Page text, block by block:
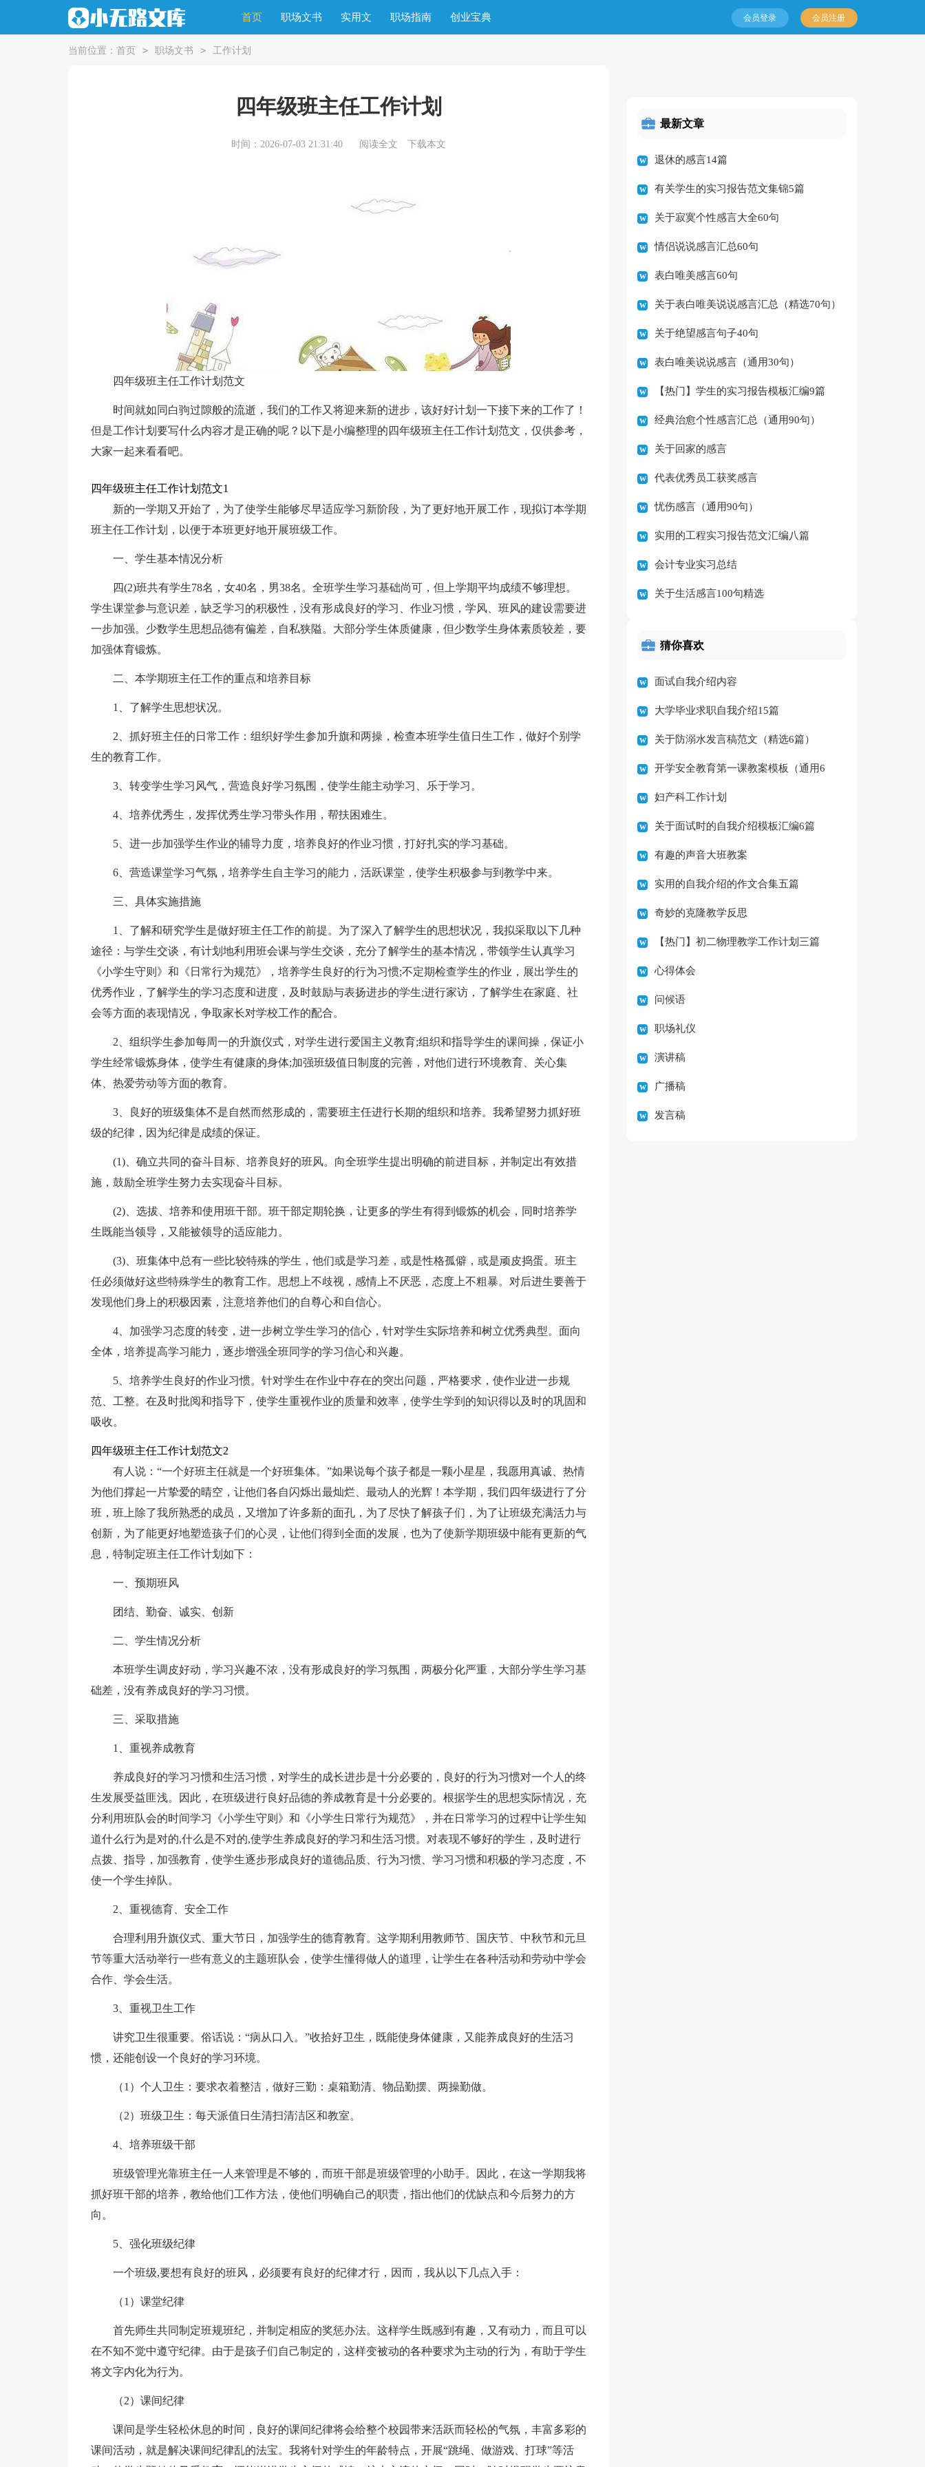
首页 职场文书 实用文 职场指南 创业宝典 会员登录 会员注册
当前位置： 首页 > 职场文书 > 工作计划
四年级班主任工作计划
时间：2026-07-03 21:31:40 阅读全文 下载本文
四年级班主任工作计划范文
时间就如同白驹过隙般的流逝，我们的工作又将迎来新的进步，该好好计划一下接下来的工作了！
但是工作计划要写什么内容才是正确的呢？以下是小编整理的四年级班主任工作计划范文，仅供参考，
大家一起来看看吧。
四年级班主任工作计划范文1
新的一学期又开始了，为了使学生能够尽早适应学习新阶段，为了更好地开展工作，现拟订本学期
班主任工作计划，以便于本班更好地开展班级工作。
一、学生基本情况分析
四(2)班共有学生78名，女40名，男38名。全班学生学习基础尚可，但上学期平均成绩不够理想。
学生课堂参与意识差，缺乏学习的积极性，没有形成良好的学习、作业习惯，学风、班风的建设需要进
一步加强。少数学生思想品德有偏差，自私狭隘。大部分学生体质健康，但少数学生身体素质较差，要
加强体育锻炼。
二、本学期班主任工作的重点和培养目标
1、了解学生思想状况。
2、抓好班主任的日常工作：组织好学生参加升旗和两操，检查本班学生值日生工作，做好个别学
生的教育工作。
3、转变学生学习风气，营造良好学习氛围，使学生能主动学习、乐于学习。
4、培养优秀生，发挥优秀生学习带头作用，帮扶困难生。
5、进一步加强学生作业的辅导力度，培养良好的作业习惯，打好扎实的学习基础。
6、营造课堂学习气氛，培养学生自主学习的能力，活跃课堂，使学生积极参与到教学中来。
三、具体实施措施
1、了解和研究学生是做好班主任工作的前提。为了深入了解学生的思想状况，我拟采取以下几种
途径：与学生交谈，有计划地利用班会课与学生交谈，充分了解学生的基本情况，带领学生认真学习
《小学生守则》和《日常行为规范》，培养学生良好的行为习惯;不定期检查学生的作业，展出学生的
优秀作业，了解学生的学习态度和进度，及时鼓励与表扬进步的学生;进行家访，了解学生在家庭、社
会等方面的表现情况，争取家长对学校工作的配合。
2、组织学生参加每周一的升旗仪式，对学生进行爱国主义教育;组织和指导学生的课间操，保证小
学生经常锻炼身体，使学生有健康的身体;加强班级值日制度的完善，对他们进行环境教育、关心集
体、热爱劳动等方面的教育。
3、良好的班级集体不是自然而然形成的，需要班主任进行长期的组织和培养。我希望努力抓好班
级的纪律，因为纪律是成绩的保证。
(1)、确立共同的奋斗目标、培养良好的班风。向全班学生提出明确的前进目标，并制定出有效措
施，鼓励全班学生努力去实现奋斗目标。
(2)、选拔、培养和使用班干部。班干部定期轮换，让更多的学生有得到锻炼的机会，同时培养学
生既能当领导，又能被领导的适应能力。
(3)、班集体中总有一些比较特殊的学生，他们或是学习差，或是性格孤僻，或是顽皮捣蛋。班主
任必须做好这些特殊学生的教育工作。思想上不歧视，感情上不厌恶，态度上不粗暴。对后进生要善于
发现他们身上的积极因素，注意培养他们的自尊心和自信心。
4、加强学习态度的转变，进一步树立学生学习的信心，针对学生实际培养和树立优秀典型。面向
全体，培养提高学习能力，逐步增强全班同学的学习信心和兴趣。
5、培养学生良好的作业习惯。针对学生在作业中存在的突出问题，严格要求，使作业进一步规
范、工整。在及时批阅和指导下，使学生重视作业的质量和效率，使学生学到的知识得以及时的巩固和
吸收。
四年级班主任工作计划范文2
有人说：“一个好班主任就是一个好班集体。”如果说每个孩子都是一颗小星星，我愿用真诚、热情
为他们撑起一片挚爱的晴空，让他们各自闪烁出最灿烂、最动人的光辉！本学期，我们四年级进行了分
班，班上除了我所熟悉的成员，又增加了许多新的面孔，为了尽快了解孩子们，为了让班级充满活力与
创新，为了能更好地塑造孩子们的心灵，让他们得到全面的发展，也为了使新学期班级中能有更新的气
息，特制定班主任工作计划如下：
一、预期班风
团结、勤奋、诚实、创新
二、学生情况分析
本班学生调皮好动，学习兴趣不浓，没有形成良好的学习氛围，两极分化严重，大部分学生学习基
础差，没有养成良好的学习习惯。
三、采取措施
1、重视养成教育
养成良好的学习习惯和生活习惯，对学生的成长进步是十分必要的，良好的行为习惯对一个人的终
生发展受益匪浅。因此，在班级进行良好品德的养成教育是十分必要的。根据学生的思想实际情况，充
分利用班队会的时间学习《小学生守则》和《小学生日常行为规范》，并在日常学习的过程中让学生知
道什么行为是对的,什么是不对的,使学生养成良好的学习和生活习惯。对表现不够好的学生，及时进行
点拨、指导，加强教育，使学生逐步形成良好的道德品质、行为习惯、学习习惯和积极的学习态度，不
使一个学生掉队。
2、重视德育、安全工作
合理利用升旗仪式、重大节日，加强学生的德育教育。这学期利用教师节、国庆节、中秋节和元旦
节等重大活动举行一些有意义的主题班队会，使学生懂得做人的道理，让学生在各种活动和劳动中学会
合作、学会生活。
3、重视卫生工作
讲究卫生很重要。俗话说：“病从口入。”收拾好卫生，既能使身体健康，又能养成良好的生活习
惯，还能创设一个良好的学习环境。
（1）个人卫生：要求衣着整洁，做好三勤：桌箱勤清、物品勤摆、两操勤做。
（2）班级卫生：每天派值日生清扫清洁区和教室。
4、培养班级干部
班级管理光靠班主任一人来管理是不够的，而班干部是班级管理的小助手。因此，在这一学期我将
抓好班干部的培养，教给他们工作方法，使他们明确自己的职责，指出他们的优缺点和今后努力的方
向。
5、强化班级纪律
一个班级,要想有良好的班风，必须要有良好的纪律才行，因而，我从以下几点入手：
（1）课堂纪律
首先师生共同制定班规班纪，并制定相应的奖惩办法。这样学生既感到有趣，又有动力，而且可以
在不知不觉中遵守纪律。由于是孩子们自己制定的，这样变被动的各种要求为主动的行为，有助于学生
将文字内化为行为。
（2）课间纪律
课间是学生轻松休息的时间，良好的课间纪律将会给整个校园带来活跃而轻松的气氛，丰富多彩的
课间活动，就是解决课间纪律乱的法宝。我将针对学生的年龄特点，开展“跳绳、做游戏、打球”等活
最新文章
退休的感言14篇
有关学生的实习报告范文集锦5篇
关于寂寞个性感言大全60句
情侣说说感言汇总60句
表白唯美感言60句
关于表白唯美说说感言汇总（精选70句）
关于绝望感言句子40句
表白唯美说说感言（通用30句）
【热门】学生的实习报告模板汇编9篇
经典治愈个性感言汇总（通用90句）
关于回家的感言
代表优秀员工获奖感言
忧伤感言（通用90句）
实用的工程实习报告范文汇编八篇
会计专业实习总结
关于生活感言100句精选
猜你喜欢
面试自我介绍内容
大学毕业求职自我介绍15篇
关于防溺水发言稿范文（精选6篇）
开学安全教育第一课教案模板（通用6
篇）妇产科工作计划
关于面试时的自我介绍模板汇编6篇
有趣的声音大班教案
实用的自我介绍的作文合集五篇
奇妙的克隆教学反思
【热门】初二物理教学工作计划三篇
心得体会
问候语
职场礼仪
演讲稿
广播稿
发言稿